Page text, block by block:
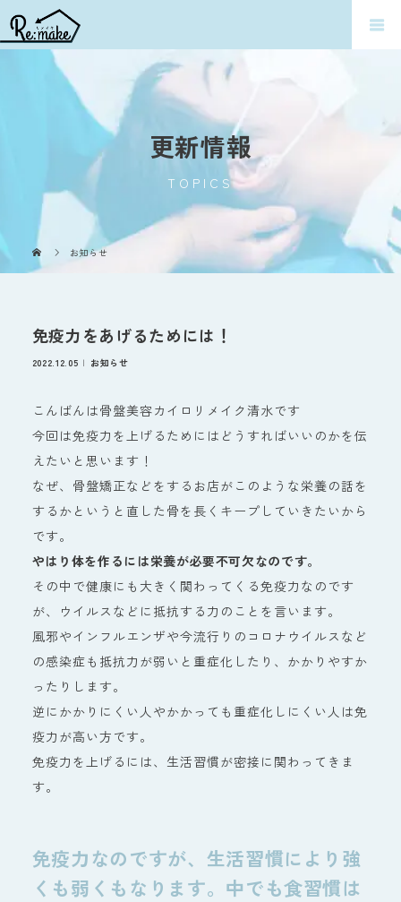
更新情報
TOPICS
お知らせ
免疫力をあげるためには！
2022.12.05 お知らせ
こんばんは骨盤美容カイロリメイク清水です
今回は免疫力を上げるためにはどうすればいいのかを伝
えたいと思います！
なぜ、骨盤矯正などをするお店がこのような栄養の話を
するかというと直した骨を長くキープしていきたいから
です。
やはり体を作るには栄養が必要不可欠なのです。
その中で健康にも大きく関わってくる免疫力なのです
が、ウイルスなどに抵抗する力のことを言います。
風邪やインフルエンザや今流行りのコロナウイルスなど
の感染症も抵抗力が弱いと重症化したり、かかりやすか
ったりします。
逆にかかりにくい人やかかっても重症化しにくい人は免
疫力が高い方です。
免疫力を上げるには、生活習慣が密接に関わってきま
す。
免疫力なのですが、生活習慣により強
くも弱くもなります。中でも食習慣は